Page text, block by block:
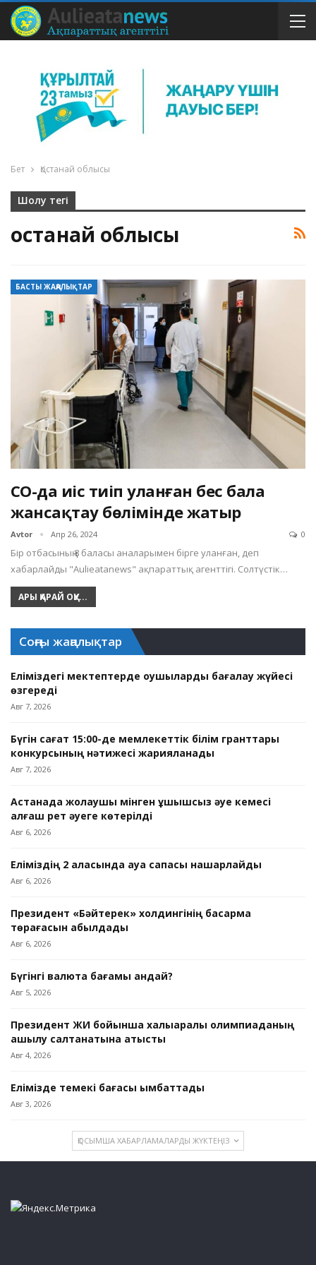
Бет Қостанай облысы
Шолу тегі
Қостанай облысы
БАСТЫ ЖАҢАЛЫҚТАР
СҚО-да иіс тиіп уланған бес бала
жансақтау бөлімінде жатыр
Avtor Апр 26, 2024 0
Бір отбасының 8 баласы аналарымен бірге уланған, деп
хабарлайды "Aulieatanews" ақпараттық агенттігі. Солтүстік…
АРЫ ҚАРАЙ ОҚУ...
Соңғы жаңалықтар
Еліміздегі мектептерде оқушыларды бағалау жүйесі
өзгереді
Авг 7, 2026
Бүгін сағат 15:00-де мемлекеттік білім гранттары
конкурсының нәтижесі жарияланады
Авг 7, 2026
Астанада жолаушы мінген ұшқышсыз әуе кемесі
алғаш рет әуеге көтерілді
Авг 6, 2026
Еліміздің 2 қаласында ауа сапасы нашарлайды
Авг 6, 2026
Президент «Бәйтерек» холдингінің басқарма
төрағасын қабылдады
Авг 6, 2026
Бүгінгі валюта бағамы қандай?
Авг 5, 2026
Президент ЖИ бойынша халықаралық олимпиаданың
ашылу салтанатына қатысты
Авг 4, 2026
Елімізде темекі бағасы қымбаттады
Авг 3, 2026
ҚОСЫМША ХАБАРЛАМАЛАРДЫ ЖҮКТЕҢІЗ